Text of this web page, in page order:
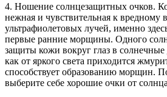
4. Ношение солнцезащитных очков.
нежная и чувствительная к вредному
ультрафиолетовых лучей, именно
первые ранние морщины. Одного
защиты кожи вокруг глаз в солнечные
как от яркого света приходится
способствует образованию морщин.
выберите себе хорошие очки от